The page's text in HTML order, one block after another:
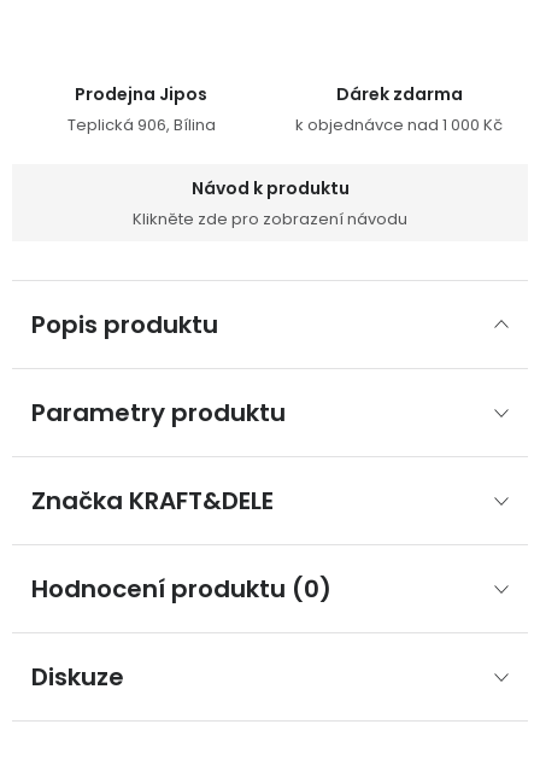
Prodejna Jipos
Teplická 906, Bílina
Dárek zdarma
k objednávce nad 1 000 Kč
Návod k produktu
Klikněte zde pro zobrazení návodu
Popis produktu
Parametry produktu
Značka KRAFT&DELE
Hodnocení produktu (0)
Diskuze